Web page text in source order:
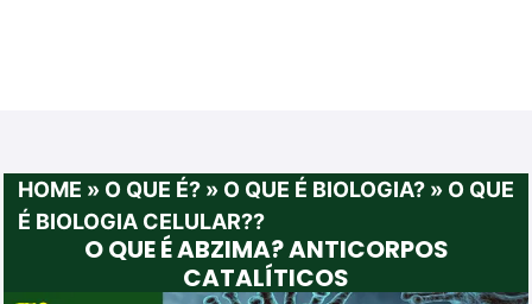
HOME » O QUE É? » O QUE É BIOLOGIA? » O QUE
É BIOLOGIA CELULAR??
O QUE É ABZIMA? ANTICORPOS
CATALÍTICOS